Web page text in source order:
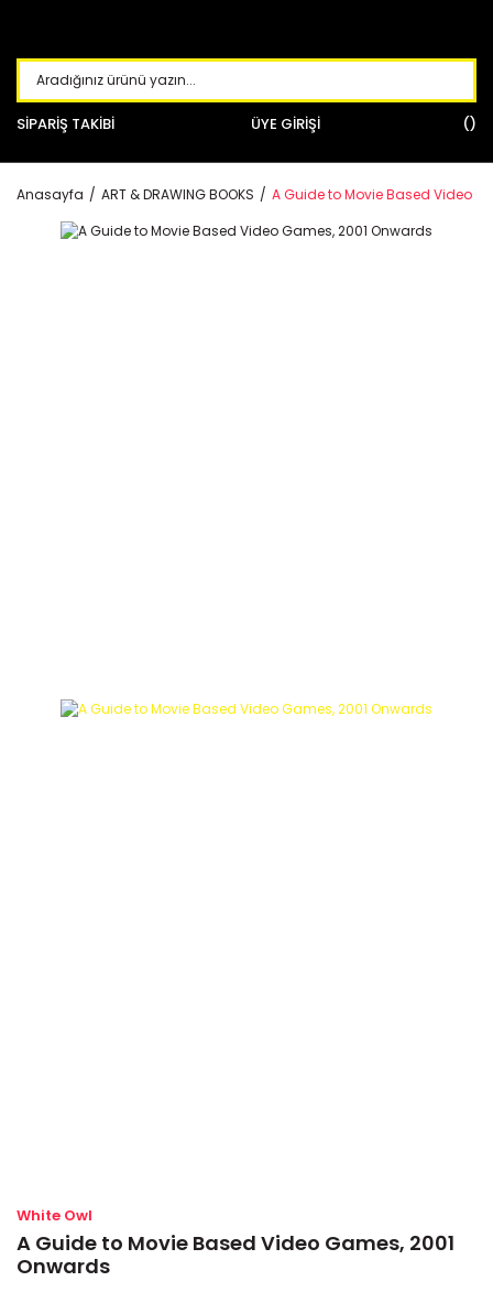
SİPARİŞ TAKİBİ ÜYE GİRİŞİ
Anasayfa ART & DRAWING BOOKS A Guide to Movie Based Video
White Owl
A Guide to Movie Based Video Games, 2001
Onwards